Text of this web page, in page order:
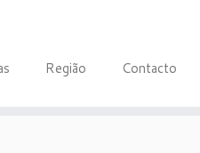
Região Contacto